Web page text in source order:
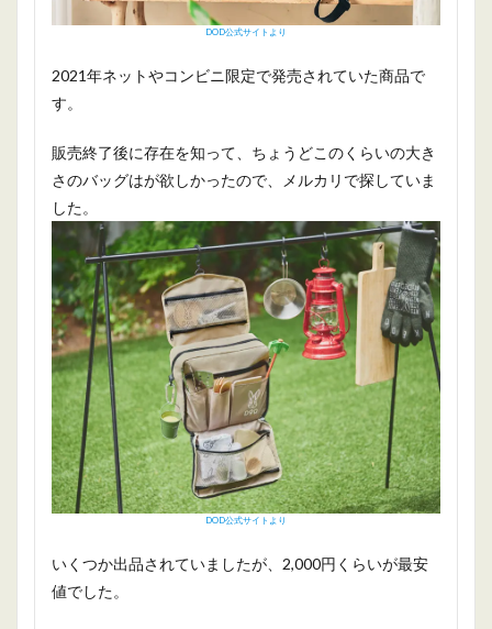
DOD公式サイトより
2021年ネットやコンビニ限定で発売されていた商品で
す。
販売終了後に存在を知って、ちょうどこのくらいの大き
さのバッグはが欲しかったので、メルカリで探していま
した。
DOD公式サイトより
いくつか出品されていましたが、2,000円くらいが最安
値でした。